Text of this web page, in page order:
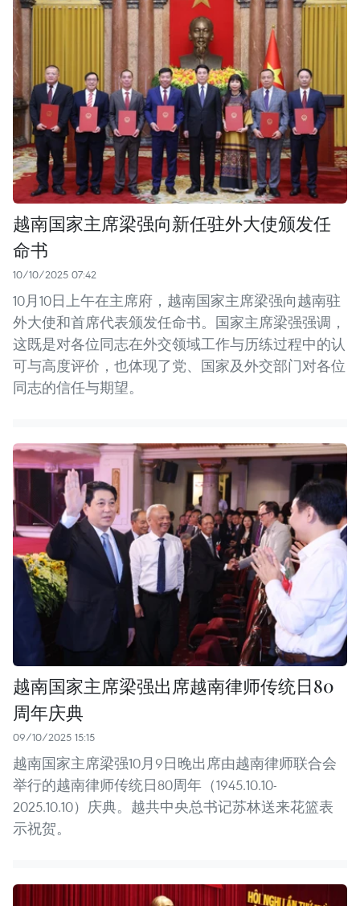
越南国家主席梁强向新任驻外大使颁发任
命书
10/10/2025 07:42
10月10日上午在主席府，越南国家主席梁强向越南驻
外大使和首席代表颁发任命书。国家主席梁强强调，
这既是对各位同志在外交领域工作与历练过程中的认
可与高度评价，也体现了党、国家及外交部门对各位
同志的信任与期望。
越南国家主席梁强出席越南律师传统日80
周年庆典
09/10/2025 15:15
越南国家主席梁强10月9日晚出席由越南律师联合会
举行的越南律师传统日80周年（1945.10.10-
2025.10.10）庆典。越共中央总书记苏林送来花篮表
示祝贺。